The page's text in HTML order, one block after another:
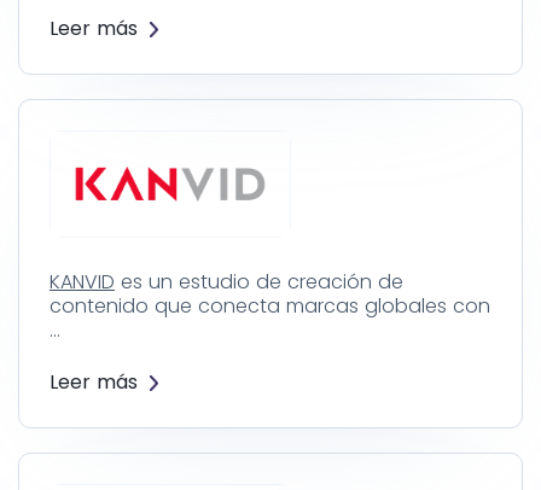
Leer más
KANVID es un estudio de creación de
contenido que conecta marcas globales con
…
Leer más